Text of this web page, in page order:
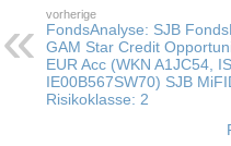
vorherige
FondsAnalyse: SJB
GAM Star Credit
EUR Acc (WKN A1JC54,
IE00B567SW70) SJB
Risikoklasse: 2